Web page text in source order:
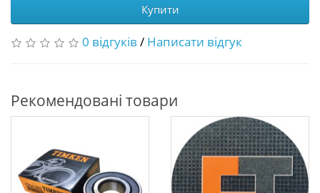
Купити
0 відгуків / Написати відгук
Рекомендовані товари